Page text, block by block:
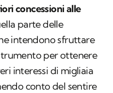
concessioni alle
parte delle
intendono sfruttare
per ottenere
interessi di migliaia
conto del sentire